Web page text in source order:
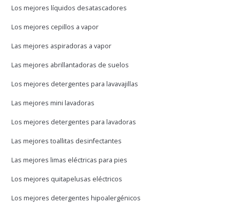
Los mejores líquidos desatascadores
Los mejores cepillos a vapor
Las mejores aspiradoras a vapor
Las mejores abrillantadoras de suelos
Los mejores detergentes para lavavajillas
Las mejores mini lavadoras
Los mejores detergentes para lavadoras
Las mejores toallitas desinfectantes
Las mejores limas eléctricas para pies
Los mejores quitapelusas eléctricos
Los mejores detergentes hipoalergénicos